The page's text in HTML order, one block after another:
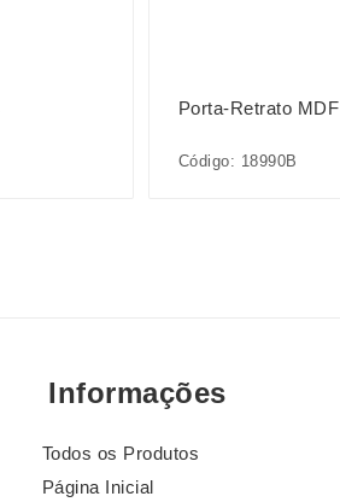
Porta-Retrato MDF
Código: 18990B
Informações
Todos os Produtos
Página Inicial